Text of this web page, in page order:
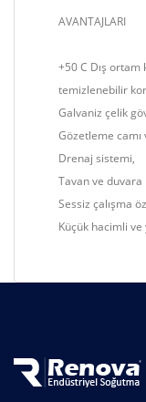
AVANTAJLARI
+50 C Dış
temizlenebilir
Galvaniz çelik
Gözetleme camı
Drenaj sistemi,
Tavan ve
Sessiz çalışma
Küçük hacimli